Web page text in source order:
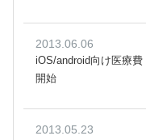
2013.06.06
iOS/android向け医療
開始
2013.05.23